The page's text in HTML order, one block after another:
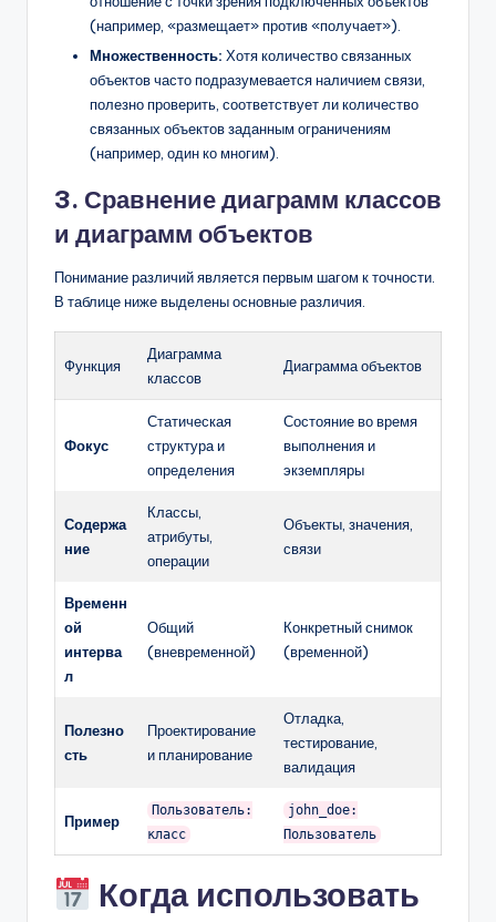
(например, «размещает» против «получает»).
Множественность: Хотя количество связанных
объектов часто подразумевается наличием связи,
полезно проверить, соответствует ли количество
связанных объектов заданным ограничениям
(например, один ко многим).
3. Сравнение диаграмм классов
и диаграмм объектов
Понимание различий является первым шагом к точности.
В таблице ниже выделены основные различия.
Функция
Диаграмма
классов
Диаграмма объектов
Фокус
Статическая
структура и
определения
Состояние во время
выполнения и
экземпляры
Содержа
ние
Классы,
атрибуты,
операции
Объекты, значения,
связи
Временн
ой
интерва
л
Общий
(вневременной)
Конкретный снимок
(временной)
Полезно
сть
Проектирование
и планирование
Отладка,
тестирование,
валидация
Пример
Пользователь:
класс
john_doe:
Пользователь
Когда использовать